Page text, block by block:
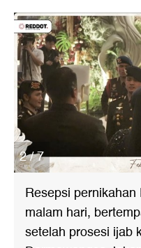
2 / 7
Resepsi
malam hari,
setelah prosesi ijab